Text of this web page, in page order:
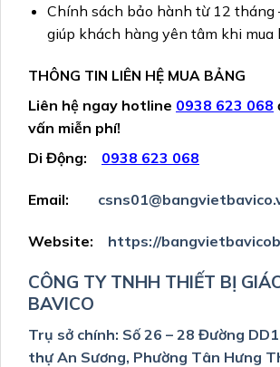
Chính sách bảo hành từ 12 tháng
giúp khách hàng yên tâm khi mua
THÔNG TIN LIÊN HỆ MUA BẢNG
Liên hệ ngay hotline 0938 623 068
vấn miễn phí!
Di Động:
0938 623 068
Email:
Website: https://
CÔNG TY TNHH THIẾT BỊ
BAVICO
Trụ sở chính: Số 26 – 28 Đường
thự An Sương, Phường Tân Hưng